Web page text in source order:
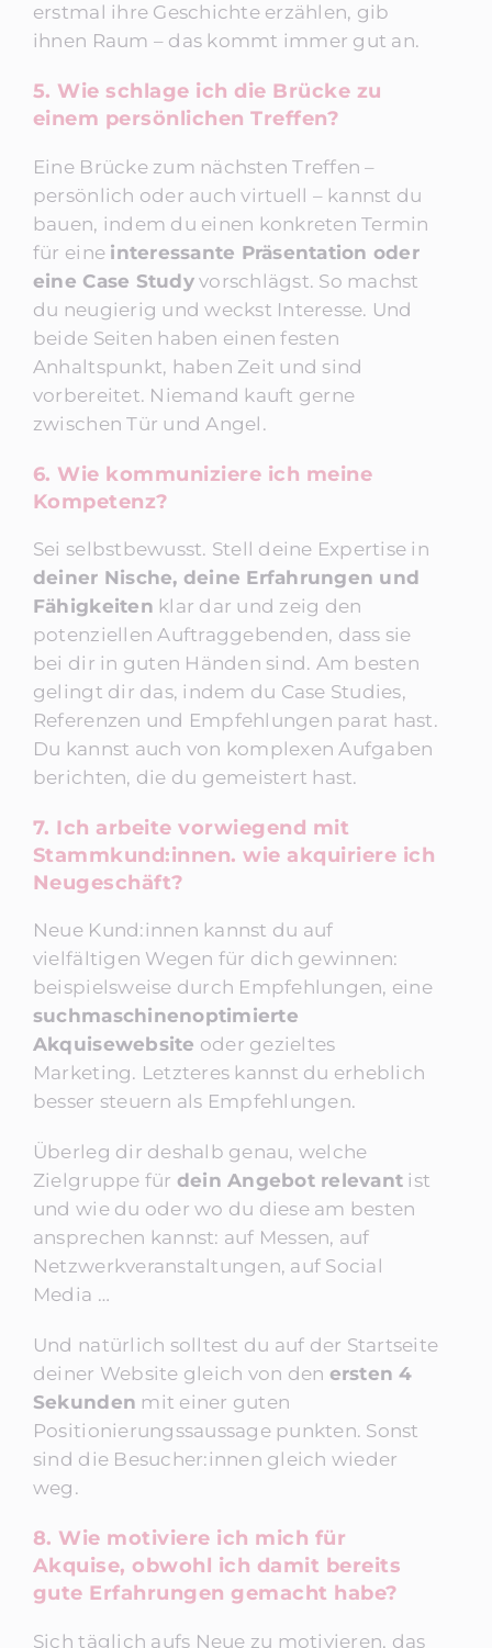
erstmal ihre Geschichte erzählen, gib
ihnen Raum – das kommt immer gut an.
5. Wie schlage ich die Brücke zu
einem persönlichen Treffen?
Eine Brücke zum nächsten Treffen –
persönlich oder auch virtuell – kannst du
bauen, indem du einen konkreten Termin
für eine interessante Präsentation oder
eine Case Studyvorschlägst. So machst
du neugierig und weckst Interesse. Und
beide Seiten haben einen festen
Anhaltspunkt, haben Zeit und sind
vorbereitet. Niemand kauft gerne
zwischen Tür und Angel.
6. Wie kommuniziere ich meine
Kompetenz?
Sei selbstbewusst. Stell deine Expertise in
deiner Nische, deine Erfahrungen und
Fähigkeiten klar dar und zeig den
potenziellen Auftraggebenden, dass sie
bei dir in guten Händen sind. Am besten
gelingt dir das, indem du Case Studies,
Referenzen und Empfehlungen parat hast.
Du kannst auch von komplexen Aufgaben
berichten, die du gemeistert hast.
7. Ich arbeite vorwiegend mit
Stammkund:innen. wie akquiriere ich
Neugeschäft?
Neue Kund:innen kannst du auf
vielfältigen Wegen für dich gewinnen:
beispielsweise durch Empfehlungen, eine
suchmaschinenoptimierte
Akquisewebsite oder gezieltes
Marketing. Letzteres kannst du erheblich
besser steuern als Empfehlungen.
Überleg dir deshalb genau, welche
Zielgruppe für dein Angebot relevant ist
und wie du oder wo du diese am besten
ansprechen kannst: auf Messen, auf
Netzwerkveranstaltungen, auf Social
Media …
Und natürlich solltest du auf der Startseite
deiner Website gleich von den ersten 4
Sekunden mit einer guten
Positionierungssaussage punkten. Sonst
sind die Besucher:innen gleich wieder
weg.
8. Wie motiviere ich mich für
Akquise, obwohl ich damit bereits
gute Erfahrungen gemacht habe?
Sich täglich aufs Neue zu motivieren, das